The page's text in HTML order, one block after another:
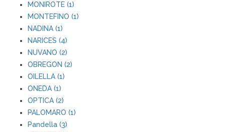
MONIROTE (1)
MONTEFINO (1)
NADINA (1)
NARICES (4)
NUVANO (2)
OBREGON (2)
OILELLA (1)
ONEDA (1)
OPTICA (2)
PALOMARO (1)
Pandella (3)